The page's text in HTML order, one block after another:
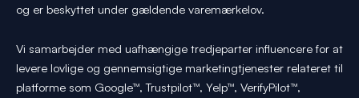
og er beskyttet under gældende varemærkelov.
Vi samarbejder med uafhængige tredjeparter influencere for at
levere lovlige og gennemsigtige marketingtjenester relateret til
platforme som Google™, Trustpilot™, Yelp™, VerifyPilot™,